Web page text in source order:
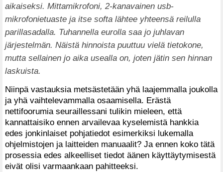
aikaiseksi. Mittamikrofoni, 2-kanavainen usb-
mikrofonietuaste ja itse softa lähtee yhteensä reilulla
parillasadalla. Tuhannella eurolla saa jo juhlavan
järjestelmän. Näistä hinnoista puuttuu vielä tietokone,
mutta sellainen jo aika usealla on, joten jätin sen hinnan
laskuista.
Niinpä vastauksia metsästetään yhä laajemmalla joukolla
ja yhä vaihtelevammalla osaamisella. Erästä
nettifoorumia seuraillessani tulikin mieleen, että
kannattaisiko ennen arvailevaa kyselemistä hankkia
edes jonkinlaiset pohjatiedot esimerkiksi lukemalla
ohjelmistojen ja laitteiden manuaalit? Ja ennen koko tätä
prosessia edes alkeelliset tiedot äänen käyttäytymisestä
eivät olisi varmaankaan pahitteeksi.